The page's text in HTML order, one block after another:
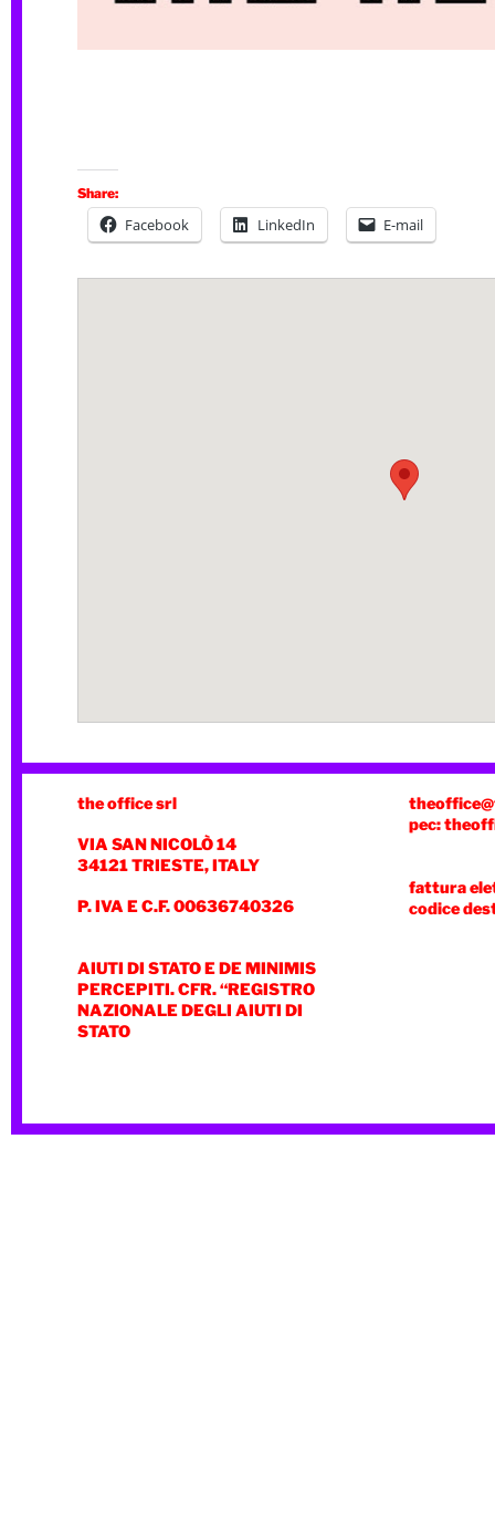
Share:
Facebook LinkedIn E-mail
the office srl
VIA SAN NICOLÒ 14
34121 TRIESTE, ITALY
P. IVA E C.F. 00636740326
AIUTI DI STATO E DE MINIMIS
PERCEPITI. CFR. “REGISTRO
NAZIONALE DEGLI AIUTI DI
STATO
pec:
fattura
codice